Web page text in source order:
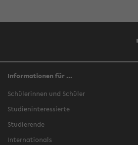
Informationen für ...
Schülerinnen und Schüler
Studieninteressierte
Studierende
Internationals